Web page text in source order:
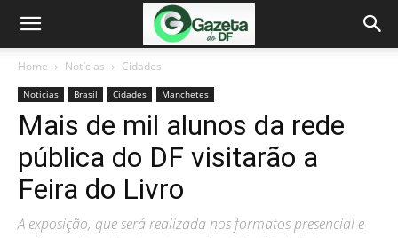
Home Notícias Cidades
Notícias Brasil Cidades Manchetes
Mais de mil alunos da rede
pública do DF visitarão a
Feira do Livro
A exposição, que será realizada nos formatos presencial e